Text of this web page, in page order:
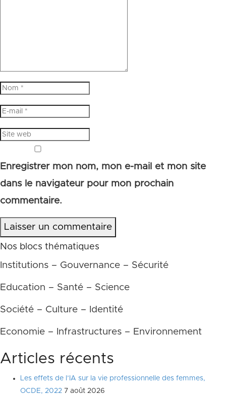
Enregistrer mon nom, mon e-mail et mon site
dans le navigateur pour mon prochain
commentaire.
Laisser un commentaire
Nos blocs thématiques
Institutions – Gouvernance – Sécurité
Education – Santé – Science
Société – Culture – Identité
Economie – Infrastructures – Environnement
Articles récents
Les effets de l’IA sur la vie professionnelle des femmes,
OCDE, 2022 7 août 2026